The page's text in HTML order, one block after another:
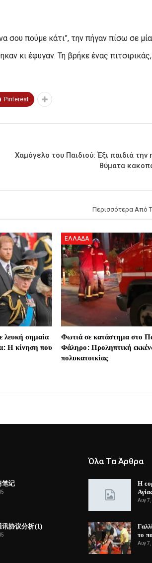
σου πούμε κάτι”, την πήγαν πίσω σε
κι έφυγαν. Τη βρήκε ένας
Pinterest
Χαμόγελο του Παιδιού: Έξι παιδιά
θύματα
Περισσότερα Από
λευκή σημαία
Η κίνηση που
ΕΛΛΑΔΑ
Φωτιά σε κατάστημα στο
Φάληρο: Προληπτική
πολυκατοικίας
笔记
协议分析(1)
Όλα Τα Άρθρα
Η
Αυγ
το
Αυγ